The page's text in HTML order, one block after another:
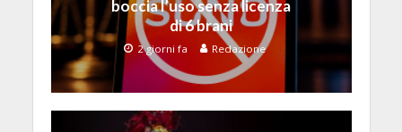
boccia l’uso senza licenza
di 6 brani
2 giorni fa Redazione